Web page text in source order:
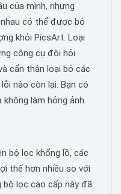
của mình, nhưng
có thể được bỏ
khỏi PicsArt. Loại
công cụ đòi hỏi
cẩn thận loại bỏ các
nào còn lại. Bạn có
làm hỏng ảnh.
bộ lọc khổng lồ, các
thế hơn nhiều so với
bộ lọc cao cấp này đã